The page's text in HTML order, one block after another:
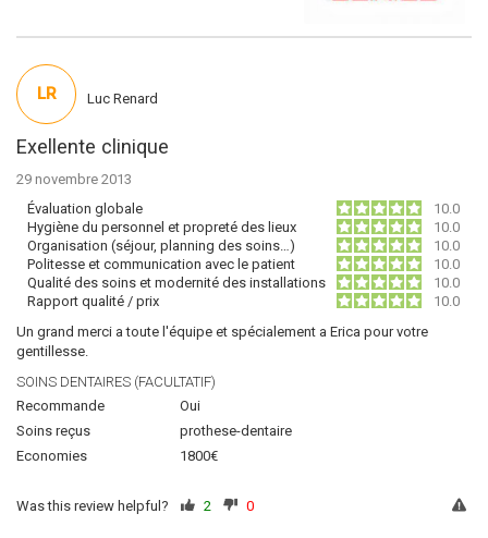
Exellente clinique
29 novembre 2013
Évaluation globale
10.0
Hygiène du personnel et propreté des lieux
10.0
Organisation (séjour, planning des soins…)
10.0
Politesse et communication avec le patient
10.0
Qualité des soins et modernité des installations
10.0
Rapport qualité / prix
10.0
Un grand merci a toute l'équipe et spécialement a Erica pour votre
gentillesse.
SOINS DENTAIRES (FACULTATIF)
Recommande
Oui
Soins reçus
prothese-dentaire
Economies
1800€
LR Luc Renard
Was this review helpful? 2 0